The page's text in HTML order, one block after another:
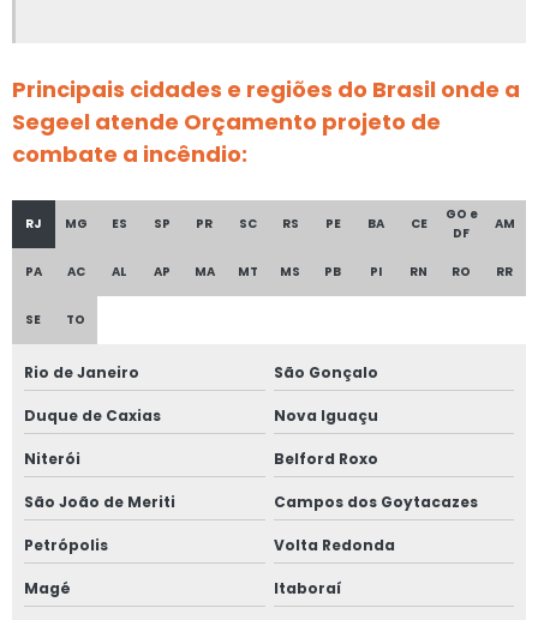
Empresa de projetos linha de vida
Empresa de projetos linha de vida em ms
Empresa de projetos nr 12
Empresa de reconstituição de prontuário nr 13
Empresa de regulamentação nr 12
Empresa de teste de estanqueidade
Empresa de teste de estanqueidade em vasos de pressão
Empresa de treinamento nr 12
Empresa de treinamentos de nr 10
Empresa especializada em norma regulamentadora
Principais cidades e regiões do Brasil onde a
Segeel atende Orçamento projeto de
combate a incêndio:
RJ MG ES SP PR SC RS PE BA CE
GO e
DF
AM
PA AC AL AP MA MT MS PB PI RN RO RR
SE TO
Rio de Janeiro São Gonçalo
Duque de Caxias Nova Iguaçu
Niterói Belford Roxo
São João de Meriti Campos dos Goytacazes
Petrópolis Volta Redonda
Magé Itaboraí